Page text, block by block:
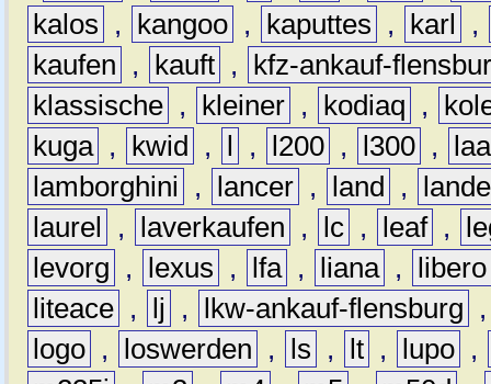
kalos
, kangoo , kaputtes , karl
,
kaufen
, kauft ,
kfz-ankauf-
klassische , kleiner , kodiaq ,
kuga , kwid , l , l200 , l300 ,
lamborghini
, lancer , land ,
laurel
, laverkaufen , lc , leaf ,
levorg
, lexus , lfa , liana ,
libero
liteace , lj , lkw-ankauf-flensburg
logo , loswerden , ls , lt , lupo ,